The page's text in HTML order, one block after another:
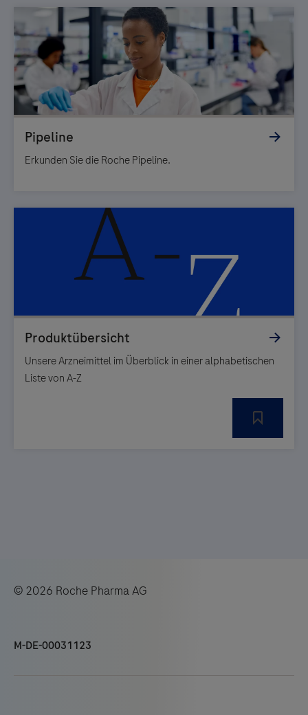
Erkunden Sie die Roche Pipeline.
Unsere Arzneimittel im Überblick in einer alphabetischen
Liste von A-Z
© 2026 Roche Pharma AG
M-DE-00031123